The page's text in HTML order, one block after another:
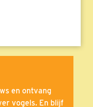
en ontvang
vogels. En blijf